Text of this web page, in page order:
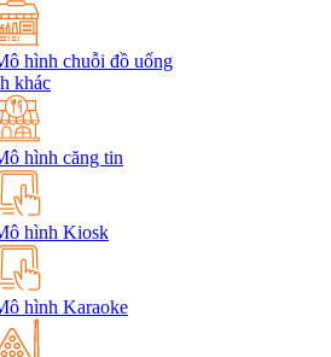
hình chuỗi đồ uống
khác
hình căng tin
hình Kiosk
hình Karaoke